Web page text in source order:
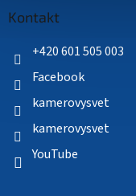
Kontakt
+420 601 505 003
Facebook
kamerovysvet
kamerovysvet
YouTube